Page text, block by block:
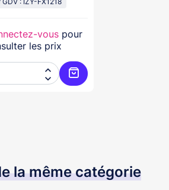
Mm
vous pour
les prix


Ajouter au panier
la même catégorie